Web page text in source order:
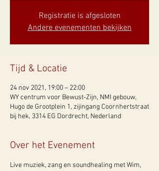
Registratie is afgesloten
Andere evenementen bekijken
Tijd & Locatie
24 nov 2021, 19:00 – 22:00
WY centrum voor Bewust-Zijn, NMI gebouw,
Hugo de Grootplein 1, zijingang Coornhertstraat
bij hek, 3314 EG Dordrecht, Nederland
Over het Evenement
Live muziek, zang en soundhealing met Wim,